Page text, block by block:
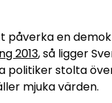
påverka en
2013, så ligger
politiker stolta
mjuka värden.